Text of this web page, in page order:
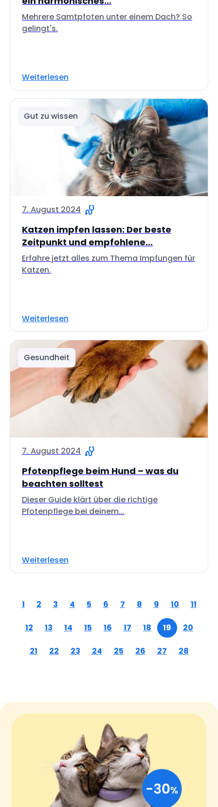
Mehrere Samtpfoten unter einem Dach? So
gelingt's.
Weiterlesen
Gut zu wissen
7. August 2024
Katzen impfen lassen: Der beste
Zeitpunkt und empfohlene...
Erfahre jetzt alles zum Thema Impfungen für
Katzen.
Weiterlesen
Gesundheit
7. August 2024
Pfotenpflege beim Hund – was du
beachten solltest
Dieser Guide klärt über die richtige
Pfotenpflege bei deinem...
Weiterlesen
1 2 3 4 5 6 7 8 9 10 11
12 13 14 15 16 17 18 19 20
21 22 23 24 25 26 27 28